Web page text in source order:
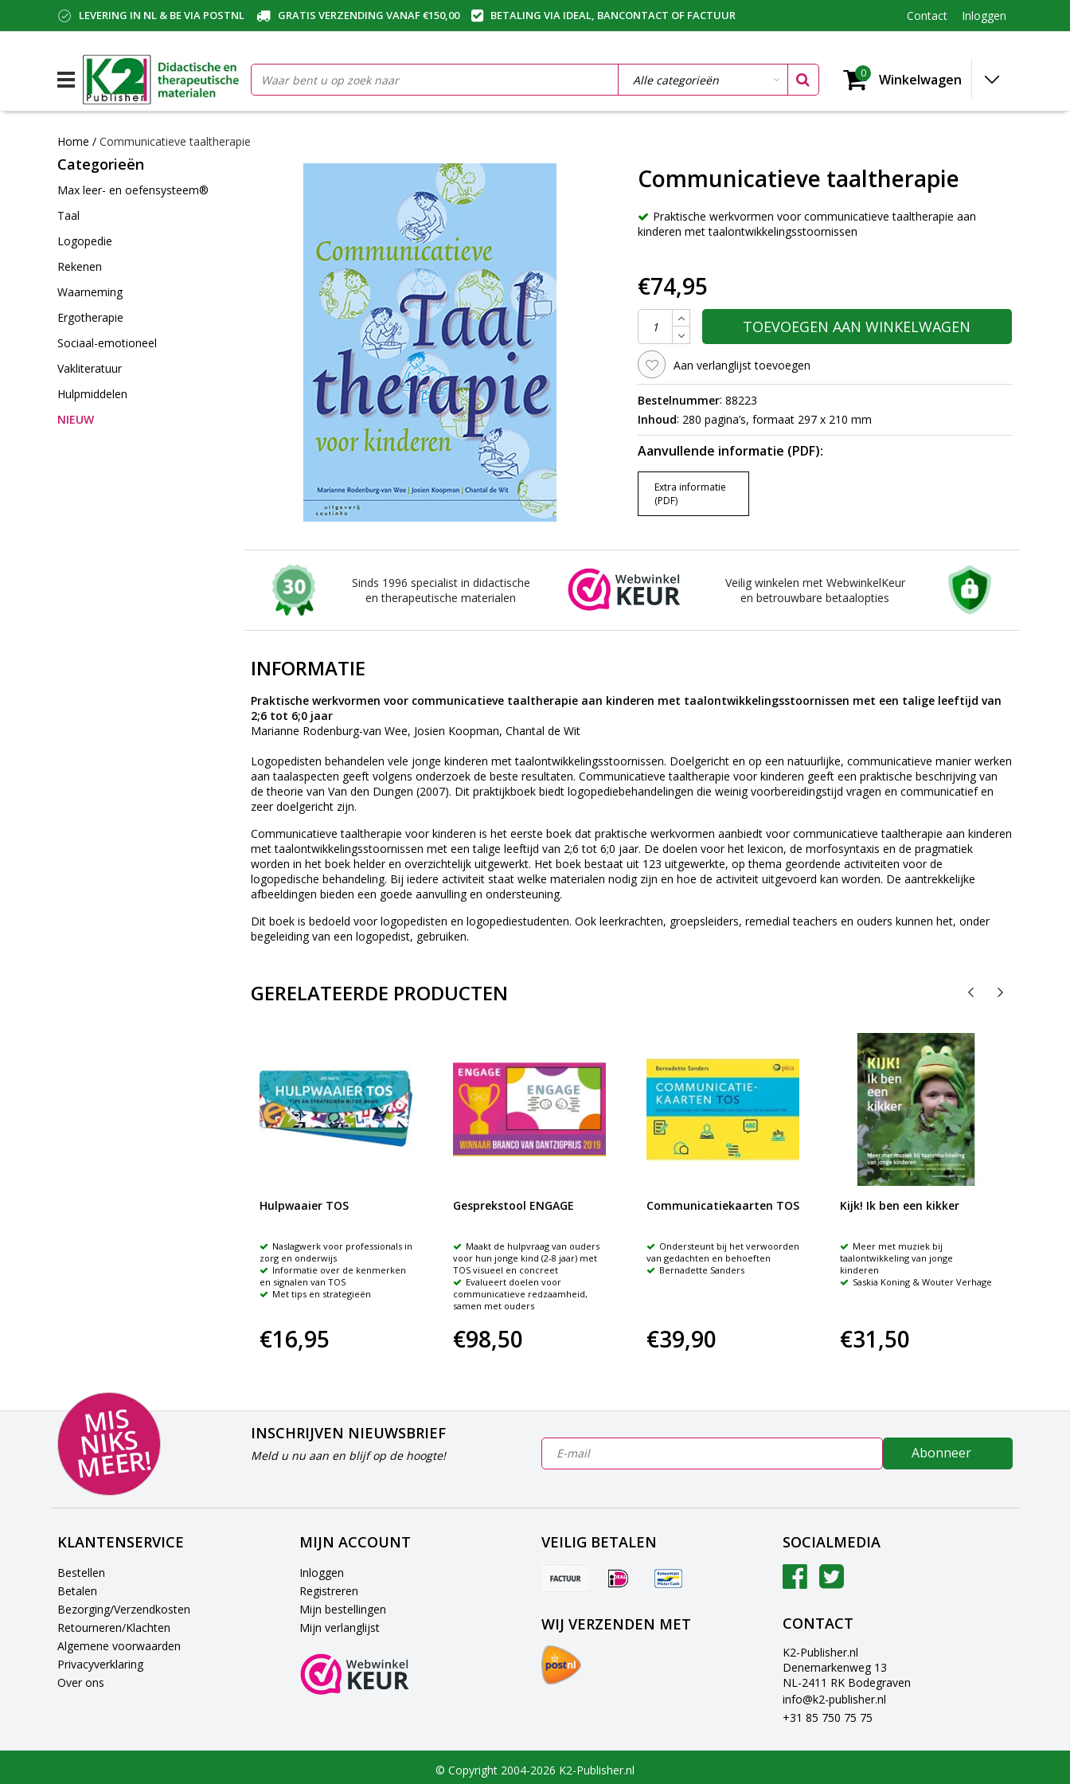
LEVERING IN NL & BE VIA POSTNL GRATIS VERZENDING VANAF €150,00 BETALING VIA IDEAL, BANCONTACT OF FACTUUR Contact Inloggen
0 Winkelwagen
Home / Communicatieve taaltherapie
Categorieën
Max leer- en oefensysteem®
Taal
Logopedie
Rekenen
Waarneming
Ergotherapie
Sociaal-emotioneel
Vakliteratuur
Hulpmiddelen
NIEUW
Communicatieve taaltherapie
Praktische werkvormen voor communicatieve taaltherapie aan
kinderen met taalontwikkelingsstoornissen
€74,95
TOEVOEGEN AAN WINKELWAGEN
Aan verlanglijst toevoegen
Bestelnummer: 88223
Inhoud: 280 pagina’s, formaat 297 x 210 mm
Aanvullende informatie (PDF):
Extra informatie
(PDF)
Sinds 1996 specialist in didactische
en therapeutische materialen
Veilig winkelen met WebwinkelKeur
en betrouwbare betaalopties
INFORMATIE
Praktische werkvormen voor communicatieve taaltherapie aan kinderen met taalontwikkelingsstoornissen met een talige leeftijd van
2;6 tot 6;0 jaar
Marianne Rodenburg-van Wee, Josien Koopman, Chantal de Wit
Logopedisten behandelen vele jonge kinderen met taalontwikkelingsstoornissen. Doelgericht en op een natuurlijke, communicatieve manier werken
aan taalaspecten geeft volgens onderzoek de beste resultaten. Communicatieve taaltherapie voor kinderen geeft een praktische beschrijving van
de theorie van Van den Dungen (2007). Dit praktijkboek biedt logopediebehandelingen die weinig voorbereidingstijd vragen en communicatief en
zeer doelgericht zijn.
Communicatieve taaltherapie voor kinderen is het eerste boek dat praktische werkvormen aanbiedt voor communicatieve taaltherapie aan kinderen
met taalontwikkelingsstoornissen met een talige leeftijd van 2;6 tot 6;0 jaar. De doelen voor het lexicon, de morfosyntaxis en de pragmatiek
worden in het boek helder en overzichtelijk uitgewerkt. Het boek bestaat uit 123 uitgewerkte, op thema geordende activiteiten voor de
logopedische behandeling. Bij iedere activiteit staat welke materialen nodig zijn en hoe de activiteit uitgevoerd kan worden. De aantrekkelijke
afbeeldingen bieden een goede aanvulling en ondersteuning.
Dit boek is bedoeld voor logopedisten en logopediestudenten. Ook leerkrachten, groepsleiders, remedial teachers en ouders kunnen het, onder
begeleiding van een logopedist, gebruiken.
GERELATEERDE PRODUCTEN
Hulpwaaier TOS
Naslagwerk voor professionals in
zorg en onderwijs
Informatie over de kenmerken
en signalen van TOS
Met tips en strategieën
€16,95
Gesprekstool ENGAGE
Maakt de hulpvraag van ouders
voor hun jonge kind (2-8 jaar) met
TOS visueel en concreet
Evalueert doelen voor
communicatieve redzaamheid,
samen met ouders
€98,50
Communicatiekaarten TOS
Ondersteunt bij het verwoorden
van gedachten en behoeften
Bernadette Sanders
€39,90
Kijk! Ik ben een kikker
Meer met muziek bij
taalontwikkeling van jonge
kinderen
Saskia Koning & Wouter Verhage
€31,50
MI
S
NI
K
S
M
E
E
R!
INSCHRIJVEN NIEUWSBRIEF
Meld u nu aan en blijf op de hoogte! Abonneer
KLANTENSERVICE
Bestellen
Betalen
Bezorging/Verzendkosten
Retourneren/Klachten
Algemene voorwaarden
Privacyverklaring
Over ons
MIJN ACCOUNT
Inloggen
Registreren
Mijn bestellingen
Mijn verlanglijst
VEILIG BETALEN
WIJ VERZENDEN MET
SOCIALMEDIA
CONTACT
K2-Publisher.nl
Denemarkenweg 13
NL-2411 RK Bodegraven
info@k2-publisher.nl
+31 85 750 75 75
© Copyright 2004-2026 K2-Publisher.nl